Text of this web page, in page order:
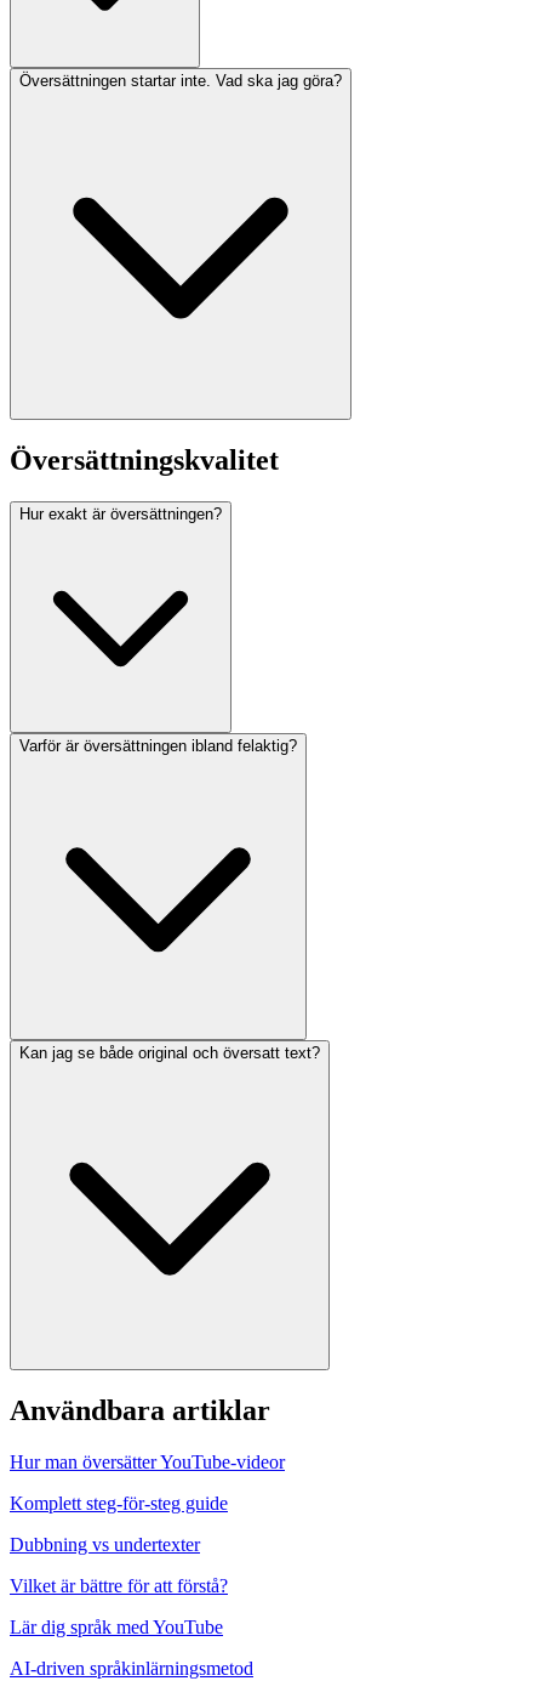
Översättningen startar inte. Vad ska jag göra?
Översättningskvalitet
Hur exakt är översättningen?
Varför är översättningen ibland felaktig?
Kan jag se både original och översatt text?
Användbara artiklar
Hur man översätter YouTube-videor
Komplett steg-för-steg guide
Dubbning vs undertexter
Vilket är bättre för att förstå?
Lär dig språk med YouTube
AI-driven språkinlärningsmetod